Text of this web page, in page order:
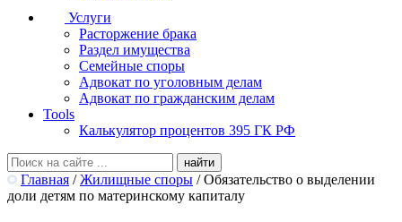
Услуги
Расторжение брака
Раздел имущества
Семейные споры
Адвокат по уголовным делам
Адвокат по гражданским делам
Tools
Калькулятор процентов 395 ГК РФ
Главная / Жилищные споры / Обязательство о выделении
доли детям по материнскому капиталу